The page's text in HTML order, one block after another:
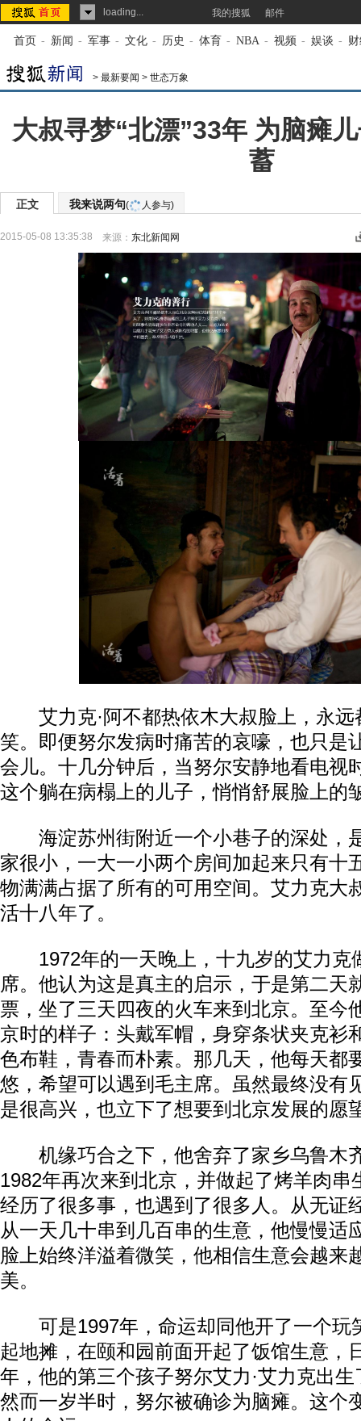
loading... 我的搜狐 邮件
首页 - 新闻 - 军事 - 文化 - 历史 - 体育 - NBA - 视频 - 娱谈 -
> 最新要闻 > 世态万象
大叔寻梦“北漂”33年 为脑瘫
蓄
正文 我来说两句( 人参与)
2015-05-08 13:35:38 来源： 东北新闻网
艾力克·阿不都热依木大叔脸上，永远
笑。即便努尔发病时痛苦的哀嚎，也只是
会儿。十几分钟后，当努尔安静地看电视
这个躺在病榻上的儿子，悄悄舒展脸上的
海淀苏州街附近一个小巷子的深处，
家很小，一大一小两个房间加起来只有十
物满满占据了所有的可用空间。艾力克大
活十八年了。
1972年的一天晚上，十九岁的艾力克
席。他认为这是真主的启示，于是第二天
票，坐了三天四夜的火车来到北京。至今
京时的样子：头戴军帽，身穿条状夹克衫
色布鞋，青春而朴素。那几天，他每天都
悠，希望可以遇到毛主席。虽然最终没有
是很高兴，也立下了想要到北京发展的愿
机缘巧合之下，他舍弃了家乡乌鲁木
1982年再次来到北京，并做起了烤羊肉串
经历了很多事，也遇到了很多人。从无证
从一天几十串到几百串的生意，他慢慢适
脸上始终洋溢着微笑，他相信生意会越来
美。
可是1997年，命运却同他开了一个玩
起地摊，在颐和园前面开起了饭馆生意，
年，他的第三个孩子努尔艾力·艾力克出
然而一岁半时，努尔被确诊为脑瘫。这个